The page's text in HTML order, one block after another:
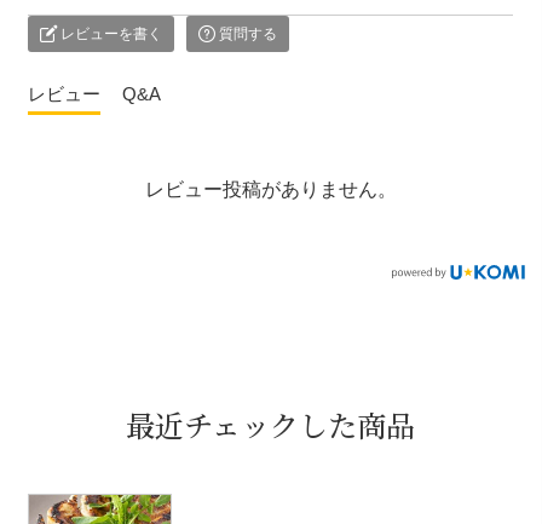
レビューを書く 質問する
レビュー Q&A
レビュー投稿がありません。
最近チェックした商品